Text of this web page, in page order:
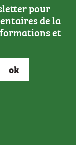
pour
de la
et